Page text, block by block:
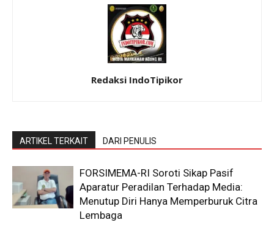
Redaksi IndoTipikor
ARTIKEL TERKAIT DARI PENULIS
​FORSIMEMA-RI Soroti Sikap Pasif
Aparatur Peradilan Terhadap Media:
Menutup Diri Hanya Memperburuk Citra
Lembaga